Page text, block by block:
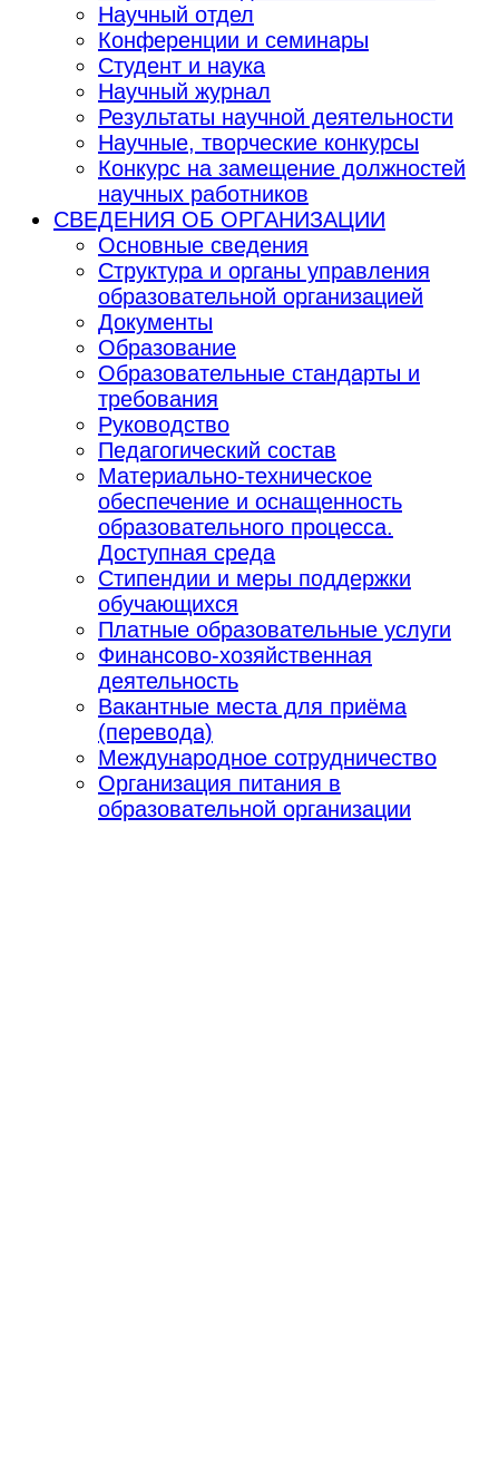
Научный отдел
Конференции и семинары
Студент и наука
Научный журнал
Результаты научной деятельности
Научные, творческие конкурсы
Конкурс на замещение должностей
научных работников
СВЕДЕНИЯ ОБ ОРГАНИЗАЦИИ
Основные сведения
Структура и органы управления
образовательной организацией
Документы
Образование
Образовательные стандарты и
требования
Руководство
Педагогический состав
Материально-техническое
обеспечение и оснащенность
образовательного процесса.
Доступная среда
Стипендии и меры поддержки
обучающихся
Платные образовательные услуги
Финансово-хозяйственная
деятельность
Вакантные места для приёма
(перевода)
Международное сотрудничество
Организация питания в
образовательной организации